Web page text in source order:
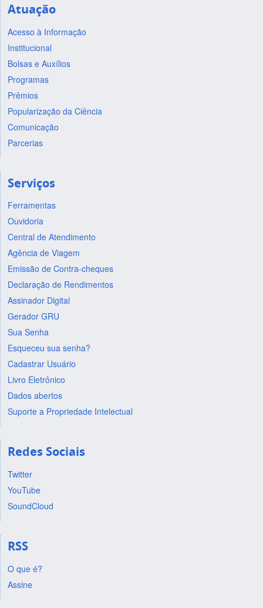
Atuação
Acesso à Informação
Institucional
Bolsas e Auxílios
Programas
Prêmios
Popularização da Ciência
Comunicação
Parcerias
Serviços
Ferramentas
Ouvidoria
Central de Atendimento
Agência de Viagem
Emissão de Contra-cheques
Declaração de Rendimentos
Assinador Digital
Gerador GRU
Sua Senha
Esqueceu sua senha?
Cadastrar Usuário
Livro Eletrônico
Dados abertos
Suporte a Propriedade Intelectual
Redes Sociais
Twitter
YouTube
SoundCloud
RSS
O que é?
Assine